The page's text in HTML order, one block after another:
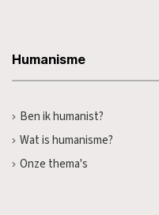
Humanisme
Ben ik humanist?
Wat is humanisme?
Onze thema's